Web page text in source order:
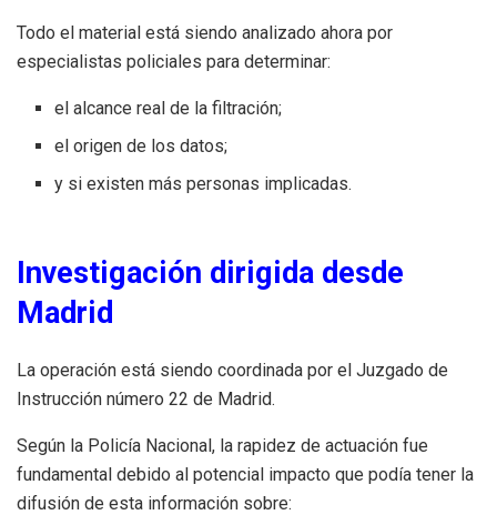
Todo el material está siendo analizado ahora por
especialistas policiales para determinar:
el alcance real de la filtración;
el origen de los datos;
y si existen más personas implicadas.
Investigación dirigida desde
Madrid
La operación está siendo coordinada por el Juzgado de
Instrucción número 22 de Madrid.
Según la Policía Nacional, la rapidez de actuación fue
fundamental debido al potencial impacto que podía tener la
difusión de esta información sobre: